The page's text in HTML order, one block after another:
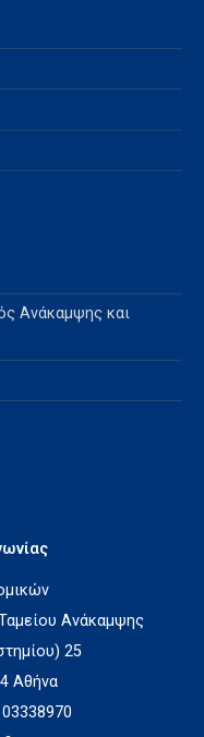
Ανάκαμψης και
Ανάκαμψης
25
Αθήνα